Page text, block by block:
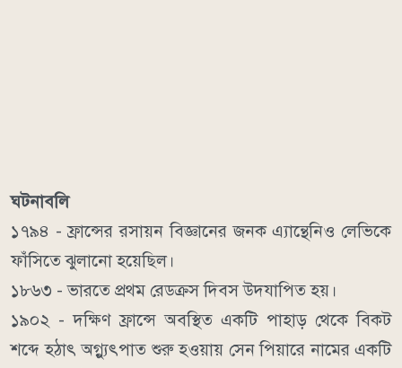
ঘটনাবলি
১৭৯৪ - ফ্রান্সের রসায়ন বিজ্ঞানের জনক এ্যান্থেনিও লেভিকে
ফাঁসিতে ঝুলানো হয়েছিল।
১৮৬৩ - ভারতে প্রথম রেডক্রস দিবস উদযাপিত হয়।
১৯০২ - দক্ষিণ ফ্রান্সে অবস্থিত একটি পাহাড় থেকে বিকট
শব্দে হঠাৎ অগ্ন্যুৎপাত শুরু হওয়ায় সেন পিয়ারে নামের একটি